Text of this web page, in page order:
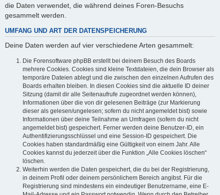
die Daten verwendet, die während deines Foren-Besuchs
gesammelt werden.
UMFANG UND ART DER DATENSPEICHERUNG
Deine Daten werden auf vier verschiedene Arten gesammelt:
Die Forensoftware phpBB erstellt bei deinem Besuch des Boards
mehrere Cookies. Cookies sind kleine Textdateien, die dein Browser als
temporäre Dateien ablegt und die zwischen den einzelnen Aufrufen des
Boards erhalten bleiben. In diesen Cookies sind die aktuelle ID deiner
Sitzung (damit dir alle Seitenaufrufe zugeordnet werden können),
Informationen über die von dir gelesenen Beiträge (zur Markierung
dieser als gelesen/ungelesen; sofern du nicht angemeldet bist) sowie
Informationen über deine Teilnahme an Umfragen (sofern du nicht
angemeldet bist) gespeichert. Ferner werden deine Benutzer-ID, ein
Authentifizierungsschlüssel und eine Session-ID gespeichert. Die
Cookies haben standardmäßig eine Gültigkeit von einem Jahr. Alle
Cookies kannst du jederzeit über die Funktion „Alle Cookies löschen“
löschen.
Weiterhin werden die Daten gespeichert, die du bei der Registrierung,
in deinem Profil oder deinem persönlichem Bereich angibst. Für die
Registrierung sind mindestens ein eindeutiger Benutzername, eine E-